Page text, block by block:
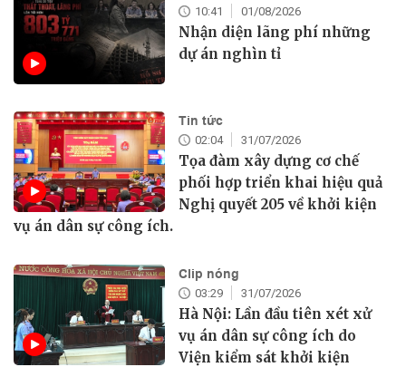
10:41 01/08/2026
Nhận diện lãng phí những
dự án nghìn tỉ
Tin tức
02:04 31/07/2026
Tọa đàm xây dựng cơ chế
phối hợp triển khai hiệu quả
Nghị quyết 205 về khởi kiện
vụ án dân sự công ích.
Clip nóng
03:29 31/07/2026
Hà Nội: Lần đầu tiên xét xử
vụ án dân sự công ích do
Viện kiểm sát khởi kiện